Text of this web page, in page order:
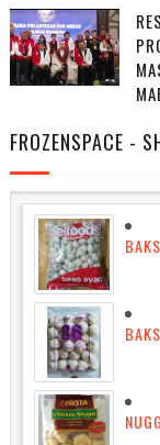
FROZENSPACE -